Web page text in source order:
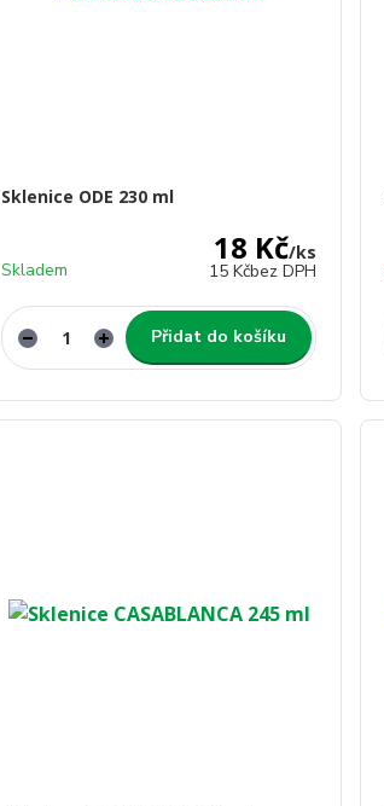
Sklenice ODE 230 ml
18 Kč/ks
15 Kčbez DPH
Skladem
Přidat do košíku